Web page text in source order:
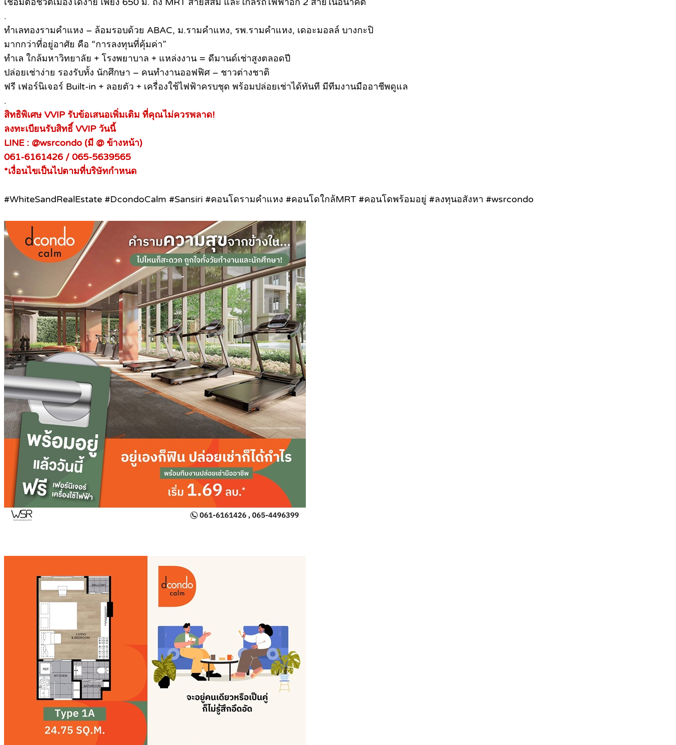
.
ทำเลทองรามคำแหง – ล้อมรอบด้วย ABAC, ม.รามคำแหง, รพ.รามคำแหง, เดอะมอลล์ บางกะปิ
มากกว่าที่อยู่อาศัย คือ “การลงทุนที่คุ้มค่า”
ทำเล ใกล้มหาวิทยาลัย + โรงพยาบาล + แหล่งงาน = ดีมานด์เช่าสูงตลอดปี
ปล่อยเช่าง่าย รองรับทั้ง นักศึกษา – คนทำงานออฟฟิศ – ชาวต่างชาติ
ฟรี เฟอร์นิเจอร์ Built-in + ลอยตัว + เครื่องใช้ไฟฟ้าครบชุด พร้อมปล่อยเช่าได้ทันที มีทีมงานมืออาชีพดูแล
.
สิทธิพิเศษ VVIP รับข้อเสนอเพิ่มเติม ที่คุณไม่ควรพลาด!
ลงทะเบียนรับสิทธิ์ VVIP วันนี้
LINE : @wsrcondo (มี @ ข้างหน้า)
061-6161426 / 065-5639565
*เงื่อนไขเป็นไปตามที่บริษัทกำหนด
#WhiteSandRealEstate #DcondoCalm #Sansiri #คอนโดรามคำแหง #คอนโดใกล้MRT #คอนโดพร้อมอยู่ #ลงทุนอสังหา #wsrcondo